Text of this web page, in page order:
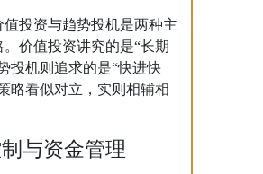
投资与趋势投机是两种主
价值投资讲究的是“长期
投机则追求的是“快进快
略看似对立，实则相辅相
与资金管理